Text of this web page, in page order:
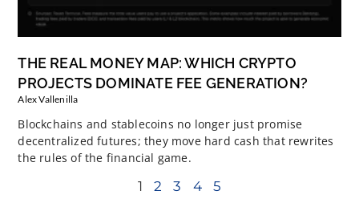
THE REAL MONEY MAP: WHICH CRYPTO
PROJECTS DOMINATE FEE GENERATION?
Alex Vallenilla
Blockchains and stablecoins no longer just promise
decentralized futures; they move hard cash that rewrites
the rules of the financial game.
1 2 3 4 5